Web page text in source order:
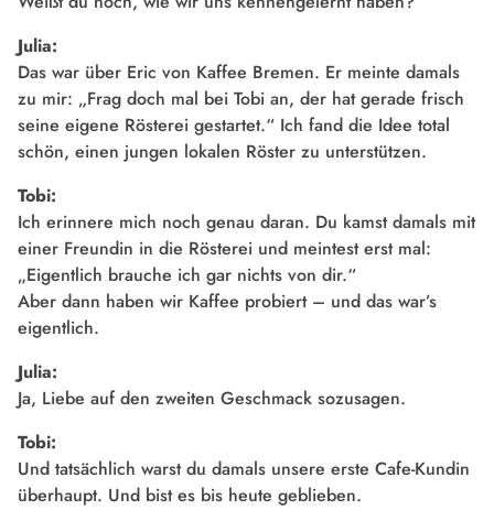
Julia:
Das war über Eric von Kaffee Bremen. Er meinte damals
zu mir: „Frag doch mal bei Tobi an, der hat gerade frisch
seine eigene Rösterei gestartet.“ Ich fand die Idee total
schön, einen jungen lokalen Röster zu unterstützen.
Tobi:
Ich erinnere mich noch genau daran. Du kamst damals mit
einer Freundin in die Rösterei und meintest erst mal:
„Eigentlich brauche ich gar nichts von dir.“
Aber dann haben wir Kaffee probiert – und das war’s
eigentlich.
Julia:
Ja, Liebe auf den zweiten Geschmack sozusagen.
Tobi:
Und tatsächlich warst du damals unsere erste Cafe-Kundin
überhaupt. Und bist es bis heute geblieben.